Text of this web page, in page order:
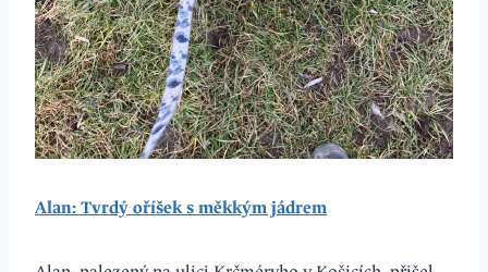
Alan: Tvrdý oříšek s měkkým jádrem